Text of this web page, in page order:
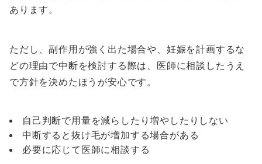
あります。
ただし、副作用が強く出た場合や、妊娠を計画するな
どの理由で中断を検討する際は、医師に相談したうえ
で方針を決めたほうが安心です。
自己判断で用量を減らしたり増やしたりしない
中断すると抜け毛が増加する場合がある
必要に応じて医師に相談する